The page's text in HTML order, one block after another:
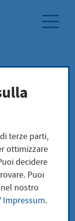
terze parti,
ottimizzare
decidere
Puoi
nostro
Impressum.